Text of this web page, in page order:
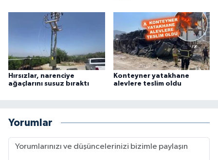
Hırsızlar, narenciye
ağaçlarını susuz bıraktı
Konteyner yatakhane
alevlere teslim oldu
Yorumlar